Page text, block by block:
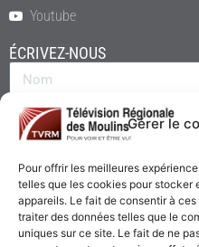
Gérer le
Pour offrir les meilleures
telles que les cookies pour stocker
appareils. Le fait de consentir à
traiter des données telles que le
uniques sur ce site. Le fait de ne
Youtube
ÉCRIVEZ-NOUS